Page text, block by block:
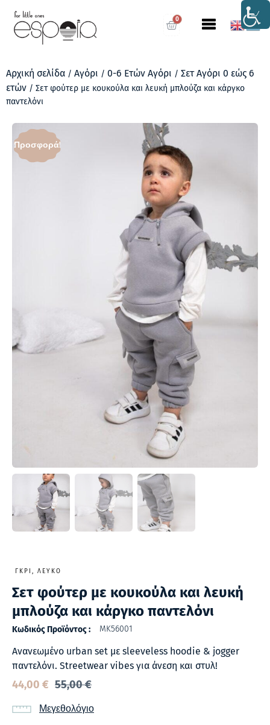
0
Αρχική σελίδα / Αγόρι / 0-6 Ετών Αγόρι / Σετ Αγόρι 0 εώς 6
ετών / Σετ φούτερ με κουκούλα και λευκή μπλούζα και κάργκο
παντελόνι
Προσφορά!
ΓΚΡΙ, ΛΕΥΚΌ
Σετ φούτερ με κουκούλα και λευκή
μπλούζα και κάργκο παντελόνι
Κωδικός Προϊόντος : MK56001
Ανανεωμένο urban set με sleeveless hoodie & jogger
παντελόνι. Streetwear vibes για άνεση και στυλ!
55,00€
44,00 €
Μεγεθολόγιο